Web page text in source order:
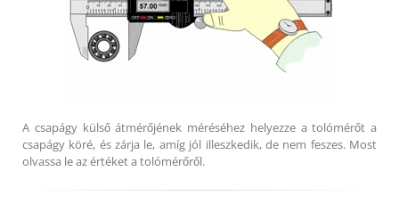
A csapágy külső átmérőjének méréséhez helyezze a tolómérőt a
csapágy köré, és zárja le, amíg jól illeszkedik, de nem feszes. Most
olvassa le az értéket a tolómérőről.